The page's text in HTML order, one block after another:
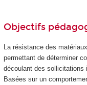
Objectifs
La résistance des
permettant de déterminer
découlant des sollicitations
Basées sur un